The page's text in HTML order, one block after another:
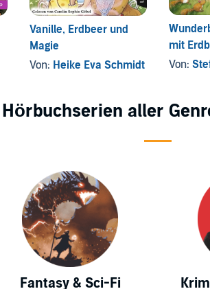
Vanille, Erdbeer und
Magie
Von: Heike Eva Schmidt
mit
Von:
Hörbuchserien aller
Fantasy & Sci-Fi